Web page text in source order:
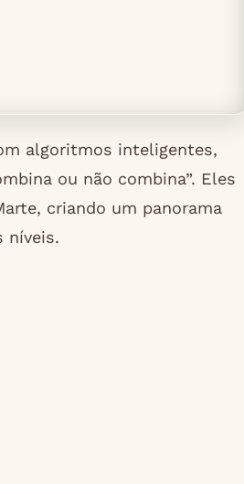
algoritmos inteligentes,
ou não combina”. Eles
criando um panorama
níveis.